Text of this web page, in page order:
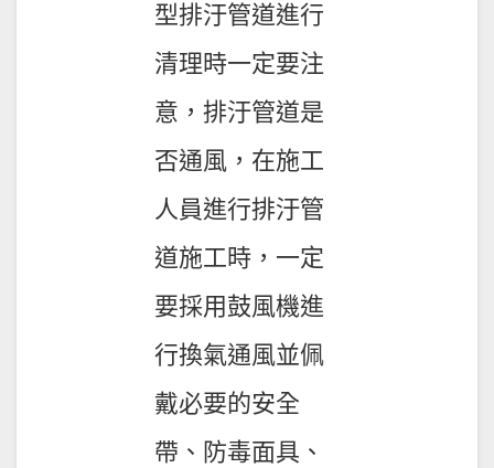
型排汙管道進行
清理時一定要注
意，排汙管道是
否通風，在施工
人員進行排汙管
道施工時，一定
要採用鼓風機進
行換氣通風並佩
戴必要的安全
帶、防毒面具、